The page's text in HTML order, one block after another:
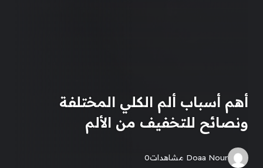
أهم أسباب ألم الكلي المختلفة
ونصائح للتخفيف من الألم
Doaa Nour مشاهدات0